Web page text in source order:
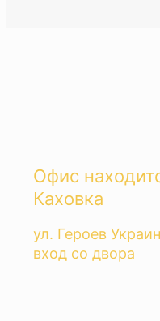
Офис
Каховка
ул. Героев
вход со двора